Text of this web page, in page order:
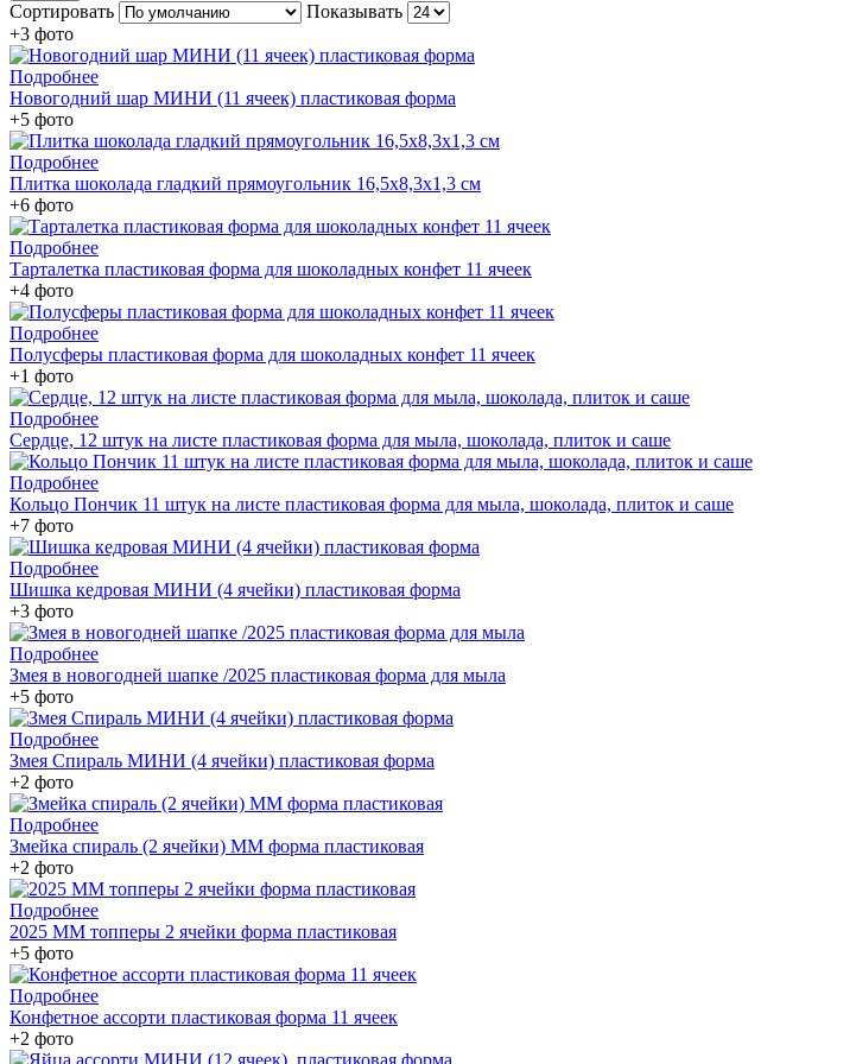
Сортировать
Показывать
+3 фото
Подробнее
Новогодний шар МИНИ (11 ячеек) пластиковая форма
+5 фото
Подробнее
Плитка шоколада гладкий прямоугольник 16,5х8,3х1,3 см
+6 фото
Подробнее
Тарталетка пластиковая форма для шоколадных конфет 11 ячеек
+4 фото
Подробнее
Полусферы пластиковая форма для шоколадных конфет 11 ячеек
+1 фото
Подробнее
Сердце, 12 штук на листе пластиковая форма для мыла, шоколада, плиток и саше
Подробнее
Кольцо Пончик 11 штук на листе пластиковая форма для мыла, шоколада, плиток и саше
+7 фото
Подробнее
Шишка кедровая МИНИ (4 ячейки) пластиковая форма
+3 фото
Подробнее
Змея в новогодней шапке /2025 пластиковая форма для мыла
+5 фото
Подробнее
Змея Спираль МИНИ (4 ячейки) пластиковая форма
+2 фото
Подробнее
Змейка спираль (2 ячейки) ММ форма пластиковая
+2 фото
Подробнее
2025 ММ топперы 2 ячейки форма пластиковая
+5 фото
Подробнее
Конфетное ассорти пластиковая форма 11 ячеек
+2 фото